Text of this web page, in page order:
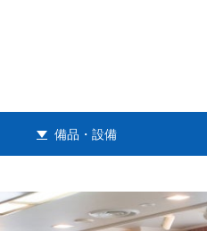
備品・設備